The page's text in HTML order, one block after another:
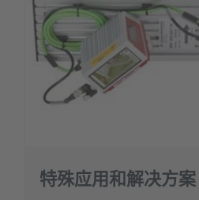
特殊应用和解决方案